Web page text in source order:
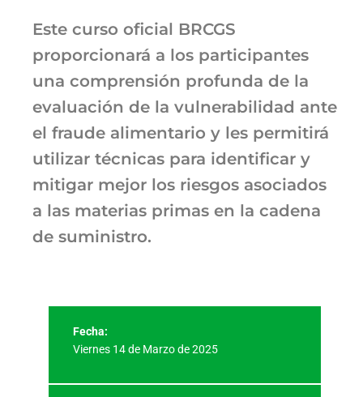
Este curso oficial BRCGS
proporcionará a los participantes
una comprensión profunda de la
evaluación de la vulnerabilidad ante
el fraude alimentario y les permitirá
utilizar técnicas para identificar y
mitigar mejor los riesgos asociados
a las materias primas en la cadena
de suministro.
Fecha:
Viernes 14 de Marzo de 2025